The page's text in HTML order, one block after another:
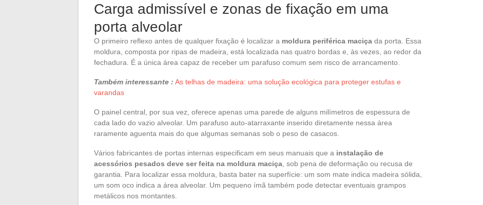
Carga admissível e zonas de fixação em uma
porta alveolar
O primeiro reflexo antes de qualquer fixação é localizar a moldura periférica maciça da porta. Essa
moldura, composta por ripas de madeira, está localizada nas quatro bordas e, às vezes, ao redor da
fechadura. É a única área capaz de receber um parafuso comum sem risco de arrancamento.
Também interessante : As telhas de madeira: uma solução ecológica para proteger estufas e
varandas
O painel central, por sua vez, oferece apenas uma parede de alguns milímetros de espessura de
cada lado do vazio alveolar. Um parafuso auto-atarraxante inserido diretamente nessa área
raramente aguenta mais do que algumas semanas sob o peso de casacos.
Vários fabricantes de portas internas especificam em seus manuais que a instalação de
acessórios pesados deve ser feita na moldura maciça , sob pena de deformação ou recusa de
garantia. Para localizar essa moldura, basta bater na superfície: um som mate indica madeira sólida,
um som oco indica a área alveolar. Um pequeno ímã também pode detectar eventuais grampos
metálicos nos montantes.